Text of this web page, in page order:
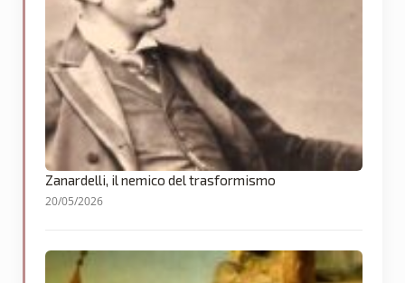
Zanardelli, il nemico del trasformismo
20/05/2026